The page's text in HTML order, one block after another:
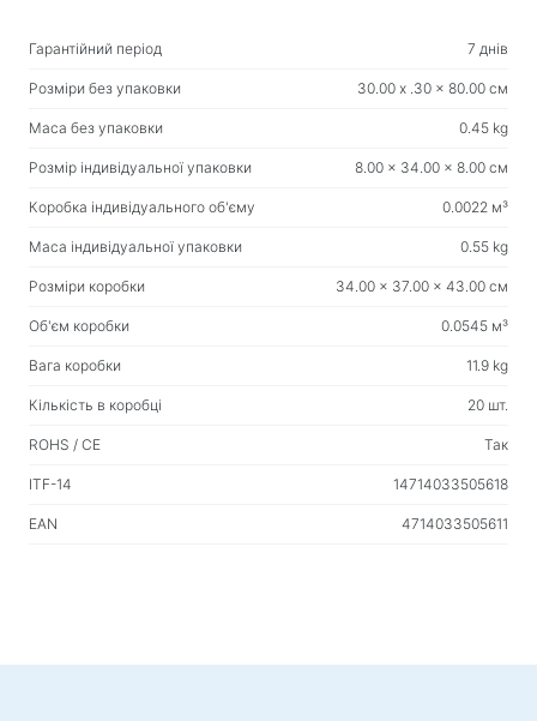
Для спорту та активного відпочинку
Ліхтарики
Спортивні товари
Столи для дому та офісу
Каркаси для письмового столу
Журнальні столики
Барні стільці
Стільці для дому та офісу
Ігрові столи
Ігрові крісла
Гарантійний період 7 днів
Розміри без упаковки 30.00 x .30 x 80.00 см
Маса без упаковки 0.45 kg
Розмір індивідуальної упаковки 8.00 x 34.00 x 8.00 см
Коробка індивідуального об'єму 0.0022 м³
Маса індивідуальної упаковки 0.55 kg
Розміри коробки 34.00 x 37.00 x 43.00 см
Об'єм коробки 0.0545 м³
Вага коробки 11.9 kg
Кількість в коробці 20 шт.
ROHS / CE Так
ITF-14 14714033505618
EAN 4714033505611